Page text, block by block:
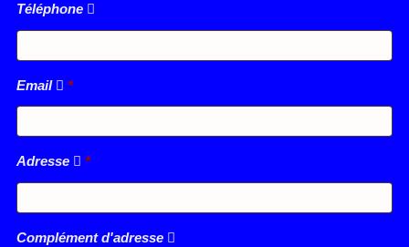
Téléphone
Email *
Adresse *
Complément d'adresse